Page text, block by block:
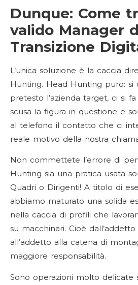
Dunque: Come
valido Manager
Transizione
L’unica soluzione è la caccia
Hunting. Head Hunting puro: si
pretesto l’azienda target, ci si
scusa la figura in questione e
al telefono il contatto che ci
reale motivo della nostra
Non commettete l’errore di
Hunting sia una pratica usata
Quadri o Dirigenti! A titolo di
abbiamo maturato una solida
nella caccia di profili che
su macchinari. Cioè
all’addetto alla catena di
maggiore responsabilità.
Sono operazioni molto